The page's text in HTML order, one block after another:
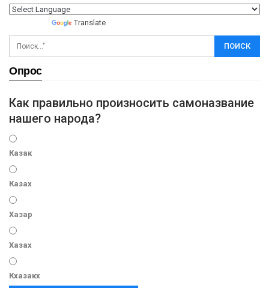
Translate
Опрос
Как правильно произносить самоназвание
нашего народа?
Казак
Казах
Хазар
Хазах
Кхазакх